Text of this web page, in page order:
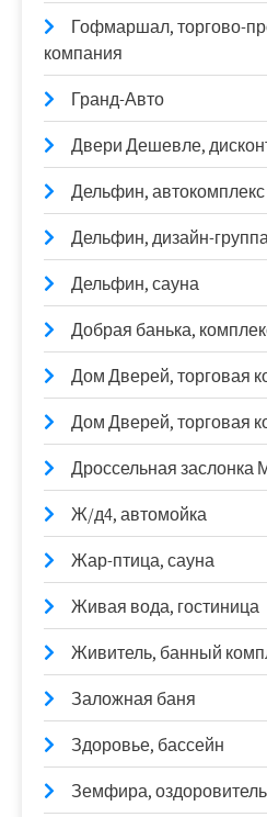
Гофмаршал, торгово-
компания
Гранд-Авто
Двери Дешевле,
Дельфин, автокомплекс
Дельфин, дизайн-
Дельфин, сауна
Добрая банька,
Дом Дверей, торговая
Дом Дверей, торговая
Дроссельная заслонка
Ж/д4, автомойка
Жар-птица, сауна
Живая вода, гостиница
Живитель, банный
Заложная баня
Здоровье, бассейн
Земфира,